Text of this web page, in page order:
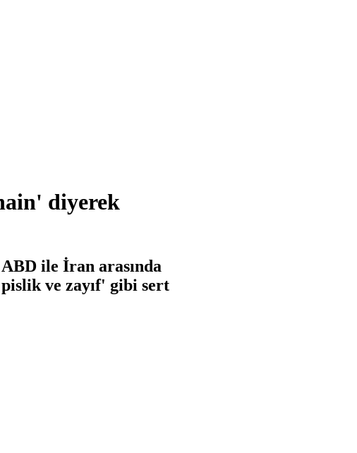
diyerek
ile İran arasında
ve zayıf' gibi sert